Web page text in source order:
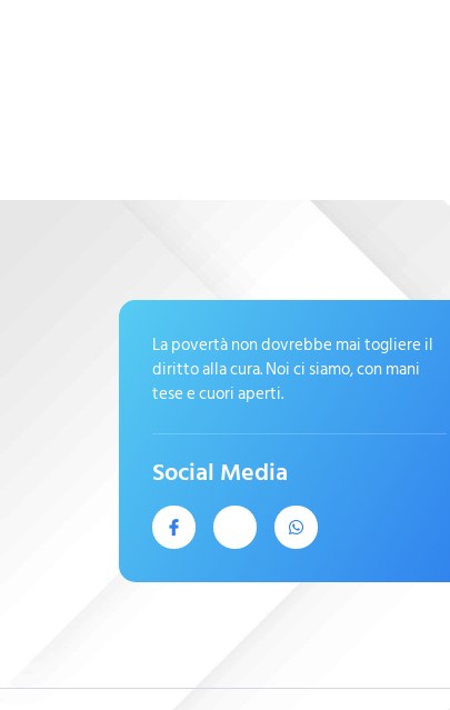
La povertà non dovrebbe mai togliere il
diritto alla cura. Noi ci siamo, con mani
tese e cuori aperti.
Social Media